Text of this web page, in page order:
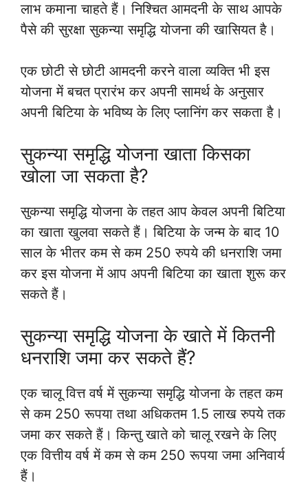
लाभ कमाना चाहते हैं। निश्चित आमदनी के साथ आपके
पैसे की सुरक्षा सुकन्या समृद्धि योजना की खासियत है।
एक छोटी से छोटी आमदनी करने वाला व्यक्ति भी इस
योजना में बचत प्रारंभ कर अपनी सामर्थ के अनुसार
अपनी बिटिया के भविष्य के लिए प्लानिंग कर सकता है।
सुकन्या समृद्धि योजना खाता किसका
खोला जा सकता है?
सुकन्या समृद्धि योजना के तहत आप केवल अपनी बिटिया
का खाता खुलवा सकते हैं। बिटिया के जन्म के बाद 10
साल के भीतर कम से कम 250 रुपये की धनराशि जमा
कर इस योजना में आप अपनी बिटिया का खाता शुरू कर
सकते हैं।
सुकन्या समृद्धि योजना के खाते में कितनी
धनराशि जमा कर सकते हैं?
एक चालू वित्त वर्ष में सुकन्या समृद्धि योजना के तहत कम
से कम 250 रूपया तथा अधिकतम 1.5 लाख रुपये तक
जमा कर सकते हैं। किन्तु खाते को चालू रखने के लिए
एक वित्तीय वर्ष में कम से कम 250 रूपया जमा अनिवार्य
हैं।